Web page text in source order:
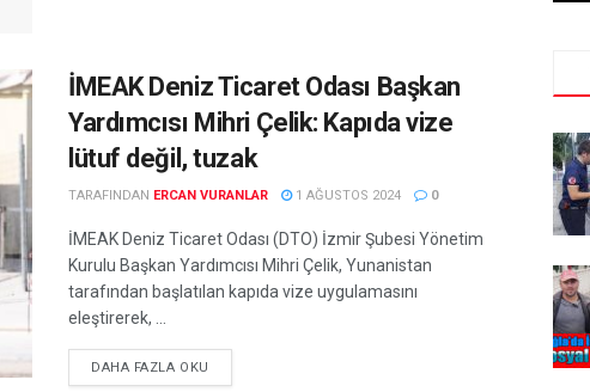
İMEAK Deniz Ticaret Odası Başkan
Yardımcısı Mihri Çelik: Kapıda vize
lütuf değil, tuzak
TARAFINDAN ERCAN VURANLAR 1 AĞUSTOS 2024 0
İMEAK Deniz Ticaret Odası (DTO) İzmir Şubesi Yönetim
Kurulu Başkan Yardımcısı Mihri Çelik, Yunanistan
tarafından başlatılan kapıda vize uygulamasını
eleştirerek, ...
DAHA FAZLA OKU